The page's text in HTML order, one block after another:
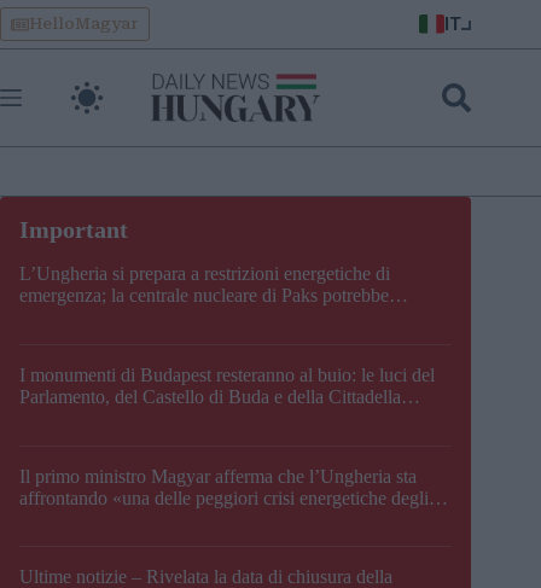
Skip
to
content
HelloMagyar IT
L’Ungheria si prepara a restrizioni energetiche di
emergenza; la centrale nucleare di Paks potrebbe
I monumenti di Budapest resteranno al buio: le luci del
Parlamento, del Castello di Buda e della Cittadella
Il primo ministro Magyar afferma che l’Ungheria sta
affrontando «una delle peggiori crisi energetiche degli
Ultime notizie – Rivelata la data di chiusura della